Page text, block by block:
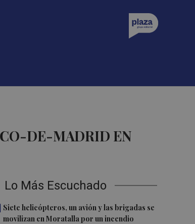
DE-MADRID EN
Lo Más Escuchado
Siete helicópteros, un avión y las brigadas se
movilizan en Moratalla por un incendio